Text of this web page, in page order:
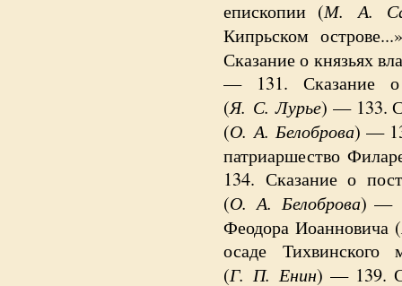
епископии (М. А.
Кипрьском
Сказание о князьях
— 131. Сказание о
(Я. С. Лурье) — 133.
(О. А. Белоброва) —
патриаршество
134. Сказание о
(О. А. Белоброва) —
Феодора Иоанновича (
осаде
(Г. П. Енин) — 139.